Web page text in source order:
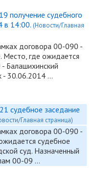
получение судебного
в 14:00. (Новости/Главная
договора 00-090 -
Место, где ожидается
Балашихинский
- 30.06.2014 …
судебное заседание
Главная страница)
договора 00-090 -
судебное
суд. Назначенный
00-09 …